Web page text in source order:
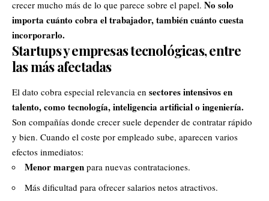
crecer mucho más de lo que parece sobre el papel. No solo
importa cuánto cobra el trabajador, también cuánto cuesta
incorporarlo.
Startups y empresas tecnológicas, entre
las más afectadas
El dato cobra especial relevancia en sectores intensivos en
talento, como tecnología, inteligencia artificial o ingeniería.
Son compañías donde crecer suele depender de contratar rápido
y bien. Cuando el coste por empleado sube, aparecen varios
efectos inmediatos:
Menor margen para nuevas contrataciones.
Más dificultad para ofrecer salarios netos atractivos.